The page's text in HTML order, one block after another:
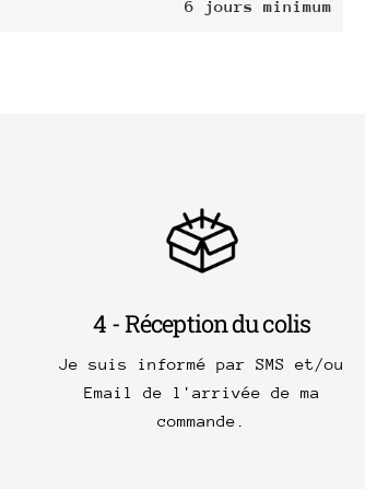
6 jours minimum
4 - Réception du colis
Je suis informé par SMS et/ou
Email de l'arrivée de ma
commande.